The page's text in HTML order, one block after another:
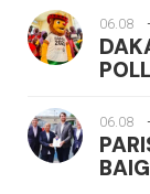
06.08
06.08